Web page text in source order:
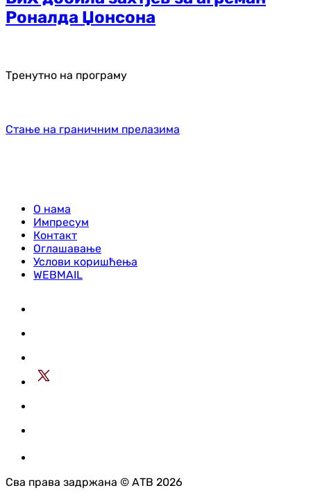
Роналда Џонсона
Тренутно на програму
Стање на граничним прелазима
О нама
Импресум
Контакт
Оглашавање
Услови коришћења
WEBMAIL
Сва права задржана © АТВ 2026